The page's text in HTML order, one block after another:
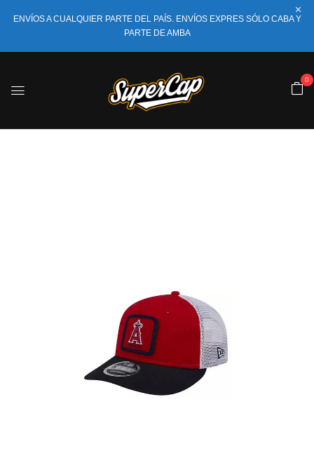
ENVÍOS A CUALQUIER PARTE DEL PAÍS. ENVÍOS EXPRES SÓLO CABA Y
PARTE DE AMBA
0